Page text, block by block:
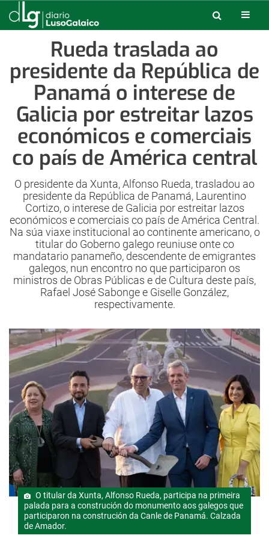
Rueda traslada ao
presidente da República de
Panamá o interese de
Galicia por estreitar lazos
económicos e comerciais
co país de América central
O presidente da Xunta, Alfonso Rueda, trasladou ao
presidente da República de Panamá, Laurentino
Cortizo, o interese de Galicia por estreitar lazos
económicos e comerciais co país de América Central.
Na súa viaxe institucional ao continente americano, o
titular do Goberno galego reuniuse onte co
mandatario panameño, descendente de emigrantes
galegos, nun encontro no que participaron os
ministros de Obras Públicas e de Cultura deste país,
Rafael José Sabonge e Giselle González,
respectivamente.
O titular da Xunta, Alfonso Rueda, participa na primeira
palada para a construción do monumento aos galegos que
participaron na construción da Canle de Panamá. Calzada
de Amador.